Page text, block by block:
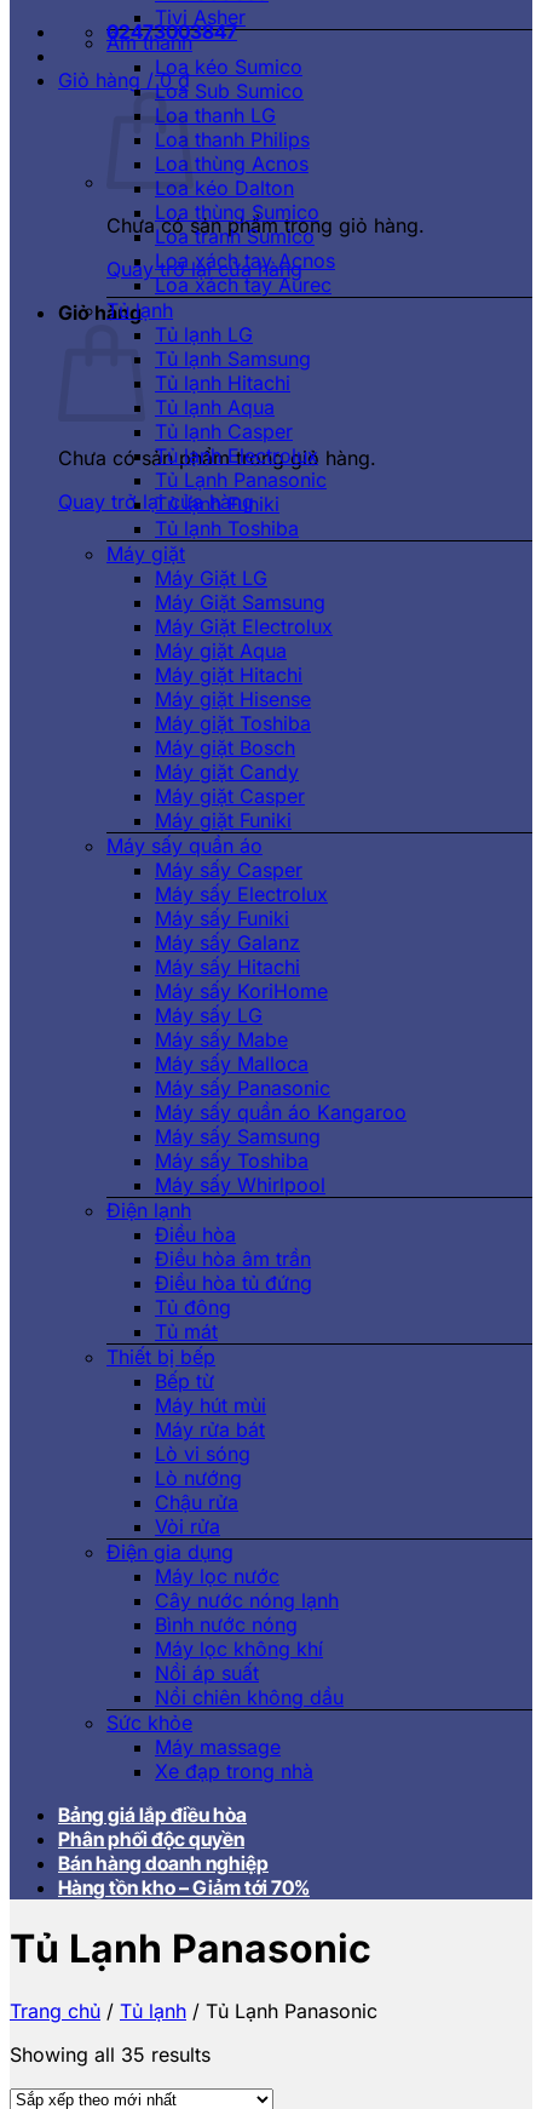
02473003847
Giỏ hàng /0₫
Chưa có sản phẩm trong giỏ hàng.
Quay trở lại cửa hàng
Giỏ hàng
Chưa có sản phẩm trong giỏ hàng.
Quay trở lại cửa hàng
Tivi Asher
Âm thanh
Loa kéo Sumico
Loa Sub Sumico
Loa thanh LG
Loa thanh Philips
Loa thùng Acnos
Loa kéo Dalton
Loa thùng Sumico
Loa tranh Sumico
Loa xách tay Acnos
Loa xách tay Aurec
Tủ lạnh
Tủ lạnh LG
Tủ lạnh Samsung
Tủ lạnh Hitachi
Tủ lạnh Aqua
Tủ lạnh Casper
Tủ lạnh Electrolux
Tủ Lạnh Panasonic
Tủ lạnh Funiki
Tủ lạnh Toshiba
Máy giặt
Máy Giặt LG
Máy Giặt Samsung
Máy Giặt Electrolux
Máy giặt Aqua
Máy giặt Hitachi
Máy giặt Hisense
Máy giặt Toshiba
Máy giặt Bosch
Máy giặt Candy
Máy giặt Casper
Máy giặt Funiki
Máy sấy quần áo
Máy sấy Casper
Máy sấy Electrolux
Máy sấy Funiki
Máy sấy Galanz
Máy sấy Hitachi
Máy sấy KoriHome
Máy sấy LG
Máy sấy Mabe
Máy sấy Malloca
Máy sấy Panasonic
Máy sấy quần áo Kangaroo
Máy sấy Samsung
Máy sấy Toshiba
Máy sấy Whirlpool
Điện lạnh
Điều hòa
Điều hòa âm trần
Điều hòa tủ đứng
Tủ đông
Tủ mát
Thiết bị bếp
Bếp từ
Máy hút mùi
Máy rửa bát
Lò vi sóng
Lò nướng
Chậu rửa
Vòi rửa
Điện gia dụng
Máy lọc nước
Cây nước nóng lạnh
Bình nước nóng
Máy lọc không khí
Nồi áp suất
Nồi chiên không dầu
Sức khỏe
Máy massage
Xe đạp trong nhà
Bảng giá lắp điều hòa
Phân phối độc quyền
Bán hàng doanh nghiệp
Hàng tồn kho – Giảm tới 70%
Tủ Lạnh Panasonic
Trang chủ / Tủ lạnh / Tủ Lạnh Panasonic
Showing all 35 results